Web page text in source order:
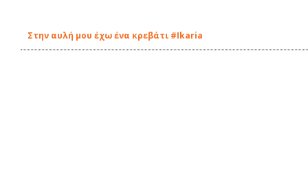
Στην αυλή μου έχω ένα κρεβάτι #Ikaria